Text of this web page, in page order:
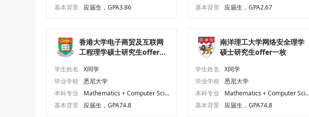
基本背景
应届生，GPA3.86
基本背景
应届生，GPA2.67
香港大学电子商贸及互联网
工程理学硕士研究生offer一
学生姓名
X同学
毕业学校
悉尼大学
本科专业
Mathematics + Computer Scie
基本背景 应届生，GPA74.8
南洋理工大学网络安全理学
硕士研究生offer一枚
学生姓名
X同学
毕业学校
悉尼大学
本科专业
Mathematics + Computer Scie
基本背景 应届生，GPA74.8